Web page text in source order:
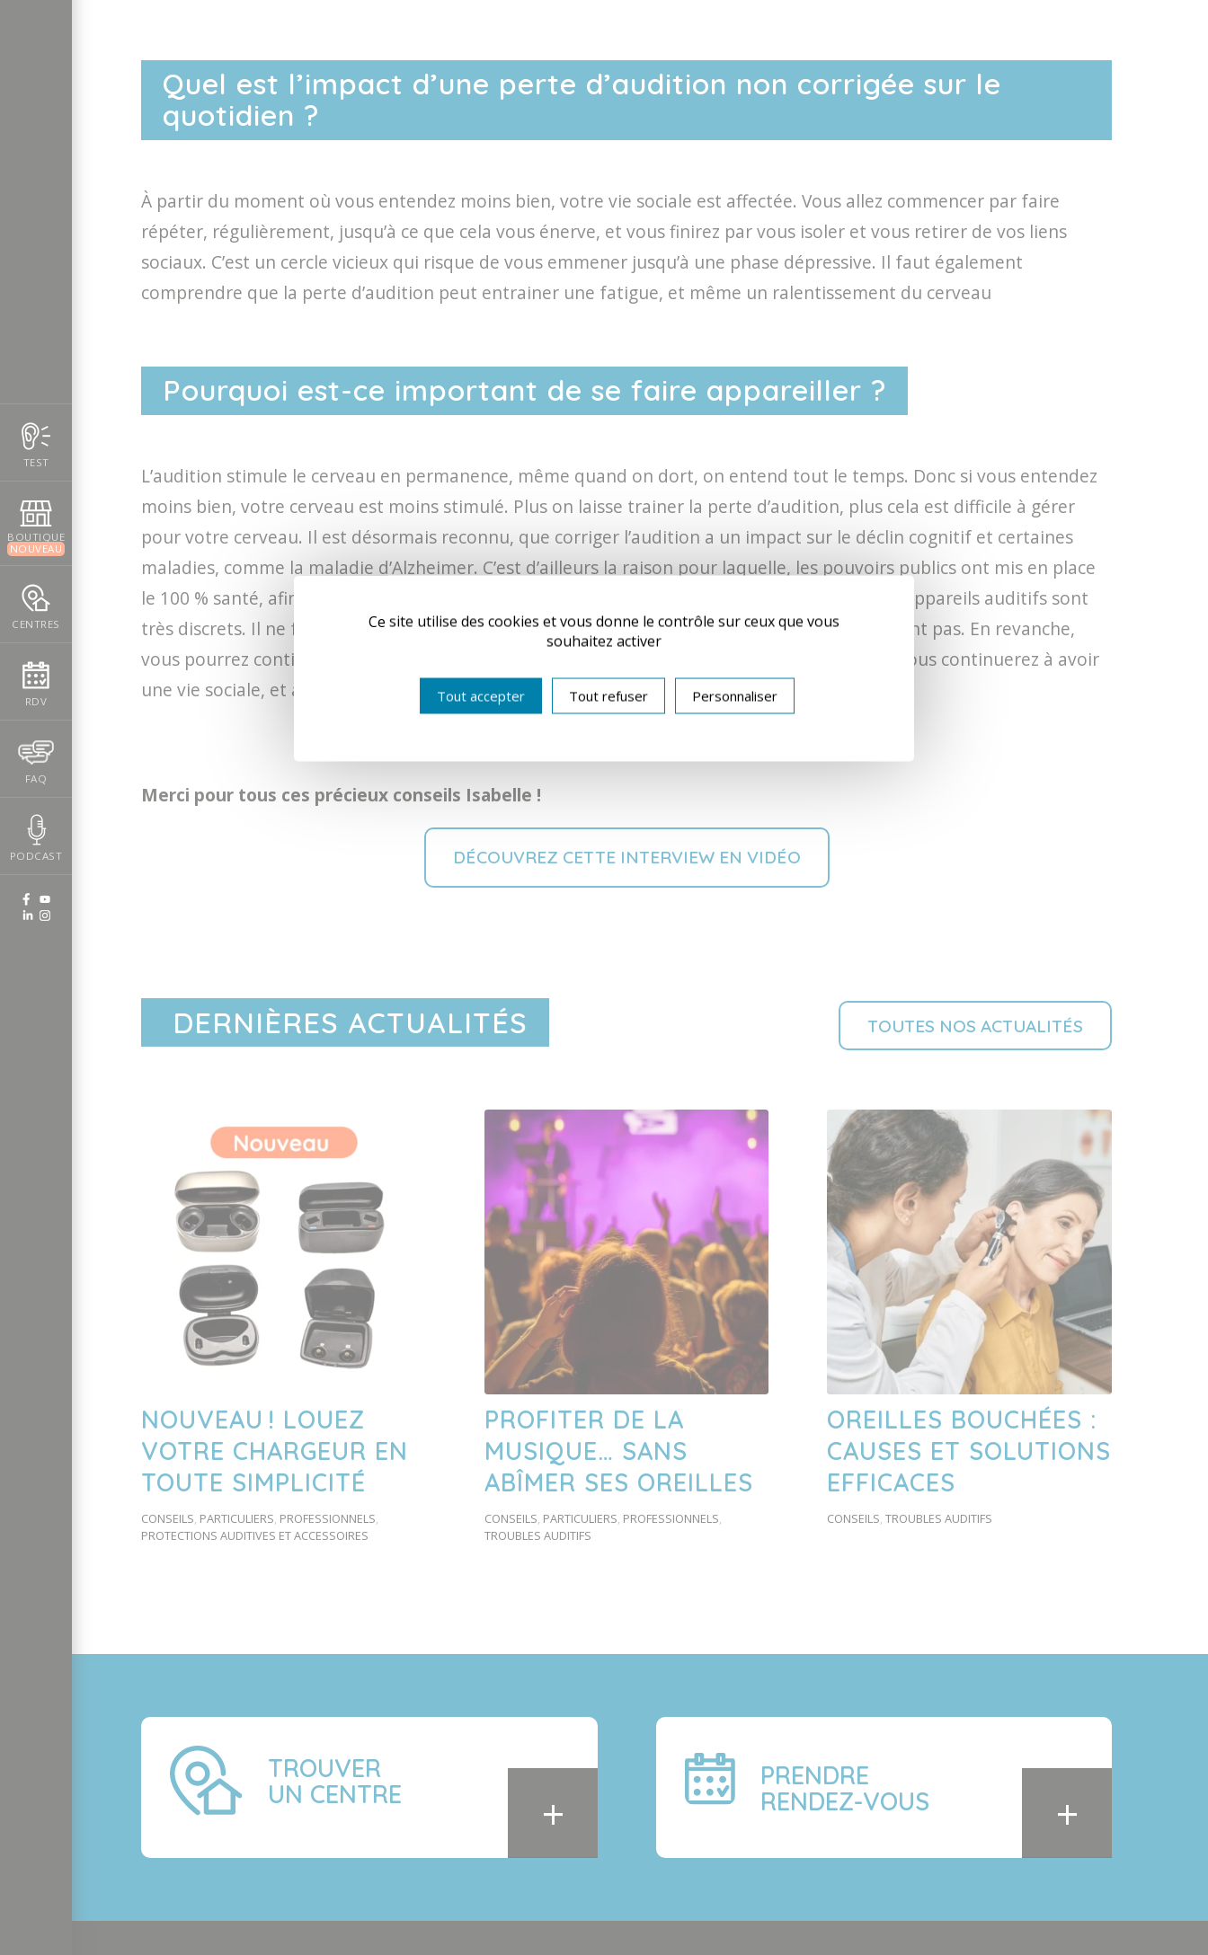
TEST
BOUTIQUE
NOUVEAU
CENTRES
RDV
FAQ
PODCAST
Quel est l’impact d’une perte d’audition non corrigée sur le
quotidien ?
À partir du moment où vous entendez moins bien, votre vie sociale est affectée. Vous allez commencer par faire
répéter, régulièrement, jusqu’à ce que cela vous énerve, et vous finirez par vous isoler et vous retirer de vos liens
sociaux. C’est un cercle vicieux qui risque de vous emmener jusqu’à une phase dépressive. Il faut également
comprendre que la perte d’audition peut entrainer une fatigue, et même un ralentissement du cerveau
Pourquoi est-ce important de se faire appareiller ?
L’audition stimule le cerveau en permanence, même quand on dort, on entend tout le temps. Donc si vous entendez
moins bien, votre cerveau est moins stimulé. Plus on laisse trainer la perte d’audition, plus cela est difficile à gérer
pour votre cerveau. Il est désormais reconnu, que corriger l’audition a un impact sur le déclin cognitif et certaines
maladies, comme la maladie d’Alzheimer. C’est d’ailleurs la raison pour laquelle, les pouvoirs publics ont mis en place
le 100 % santé, afin de réduire les risques de dépendance accrue par la suite. Aujourd’hui, les appareils auditifs sont
très discrets. Il ne faut donc pas s’inquiéter du côté esthétique, vos proches ne le remarqueront pas. En revanche,
vous pourrez continuer à échanger avec eux en toute quiétude. Grâce à vos aides auditives, vous continuerez à avoir
une vie sociale, et à profiter de vos proches et de vos petits-enfants.
Merci pour tous ces précieux conseils Isabelle !
DÉCOUVREZ CETTE INTERVIEW EN VIDÉO
DERNIÈRES ACTUALITÉS TOUTES NOS ACTUALITÉS
NOUVEAU ! LOUEZ
VOTRE CHARGEUR EN
TOUTE SIMPLICITÉ
CONSEILS, PARTICULIERS, PROFESSIONNELS,
PROTECTIONS AUDITIVES ET ACCESSOIRES
PROFITER DE LA
MUSIQUE… SANS
ABÎMER SES OREILLES
CONSEILS, PARTICULIERS, PROFESSIONNELS,
TROUBLES AUDITIFS
OREILLES BOUCHÉES :
CAUSES ET SOLUTIONS
EFFICACES
CONSEILS,TROUBLES AUDITIFS
TROUVER
UN CENTRE
+
PRENDRE
RENDEZ-VOUS
+
Ce site utilise des cookies et vous donne le contrôle sur ceux que vous
souhaitez activer
Tout accepter Tout refuser Personnaliser